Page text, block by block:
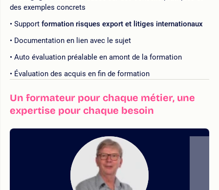
des exemples concrets
Support formation risques export et litiges internationaux
Documentation en lien avec le sujet
Auto évaluation préalable en amont de la formation
Évaluation des acquis en fin de formation
Un formateur pour chaque métier, une
expertise pour chaque besoin